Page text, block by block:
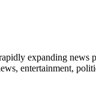
expanding news
entertainment,